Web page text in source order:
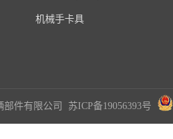
机械手卡具
部件有限公司 苏ICP备19056393号